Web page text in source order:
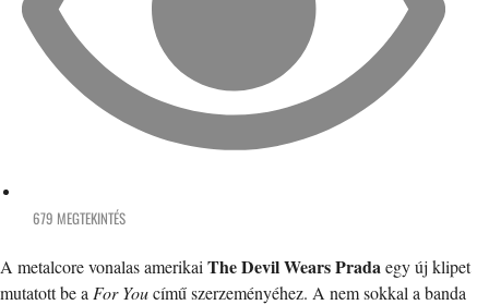
679 MEGTEKINTÉS
A metalcore vonalas amerikai The Devil Wears Pradaegy új klipet
mutatott be a For Youcímű szerzeményéhez. A nem sokkal a banda